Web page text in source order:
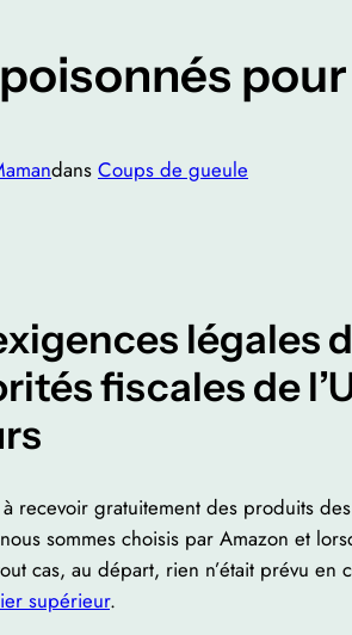
dans Coups de gueule
légales
fiscales de
recevoir gratuitement des produits
sommes choisis par Amazon et
cas, au départ, rien n’était prévu en
supérieur.